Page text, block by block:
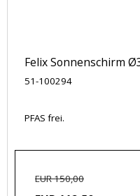
Felix Sonnenschirm
51-100294
PFAS frei.
EUR 150,00